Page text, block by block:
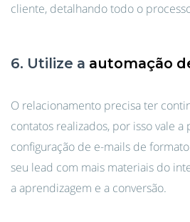
cliente, detalhando todo o
6. Utilize a automação
O relacionamento precisa ter
contatos realizados, por isso vale a
configuração de e-mails de
seu lead com mais materiais do
a aprendizagem e a conversão.